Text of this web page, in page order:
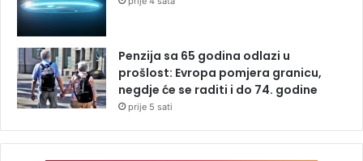
Penzija sa 65 godina odlazi u
prošlost: Evropa pomjera granicu,
negdje će se raditi i do 74. godine
prije 5 sati